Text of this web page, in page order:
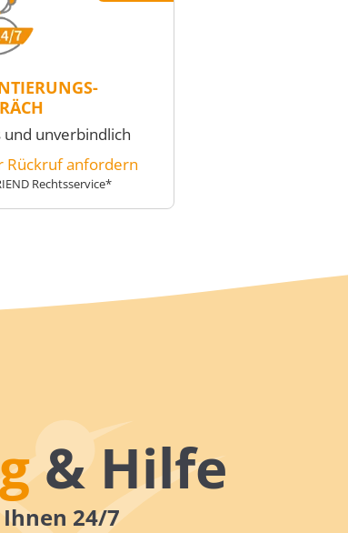
und unverbindlich
Rückruf anfordern
Rechtsservice*
& Hilfe
24/7